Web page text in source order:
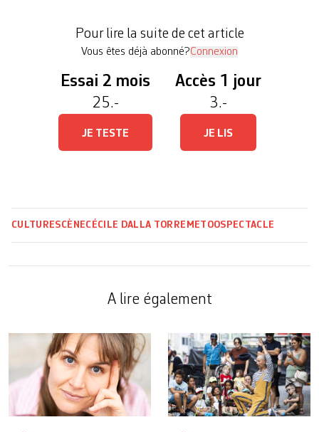
Pour lire la suite de cet article
Vous êtes déjà abonné?Connexion
Essai 2 mois
25.-
JE TESTE
Accès 1 jour
3.-
JE LIS
CULTURESCÈNECÉCILE DALLA TORRE METOOSPECTACLE
A lire également